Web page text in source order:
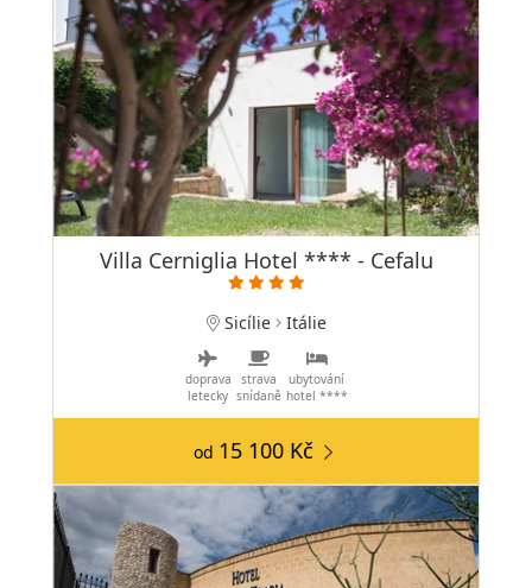
Villa Cerniglia Hotel **** - Cefalu
Sicílie Itálie
doprava
letecky
strava
snídaně
ubytování
hotel ****
od 15 100 Kč